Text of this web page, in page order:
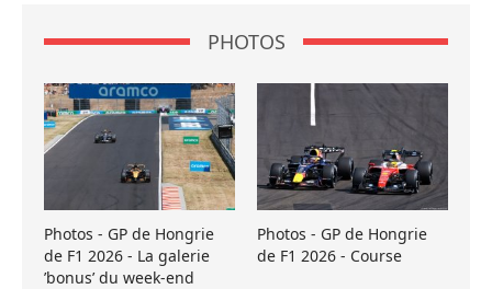
PHOTOS
Photos - GP de Hongrie
de F1 2026 - La galerie
’bonus’ du week-end
Photos - GP de Hongrie
de F1 2026 - Course